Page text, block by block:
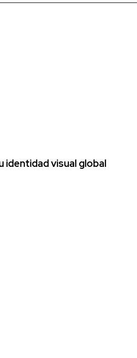
identidad visual global